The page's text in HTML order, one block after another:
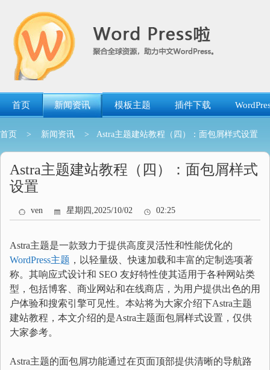
首页 新闻资讯 模板主题 插件下载
首页 > 新闻资讯 > Astra主题建站教程（四）：面包屑样式设置
Astra主题建站教程（四）：面包屑样式
设置
ven 星期四,2025/10/02 02:25
Astra主题是一款致力于提供高度灵活性和性能优化的
WordPress主题 ，以轻量级、快速加载和丰富的定制选项著
称。其响应式设计和 SEO 友好特性使其适用于各种网站类
型，包括博客、商业网站和在线商店，为用户提供出色的用
户体验和搜索引擎可见性。本站将为大家介绍下Astra主题
建站教程，本文介绍的是Astra主题面包屑样式设置，仅供
大家参考。
Astra主题的面包屑功能通过在页面顶部提供清晰的导航路